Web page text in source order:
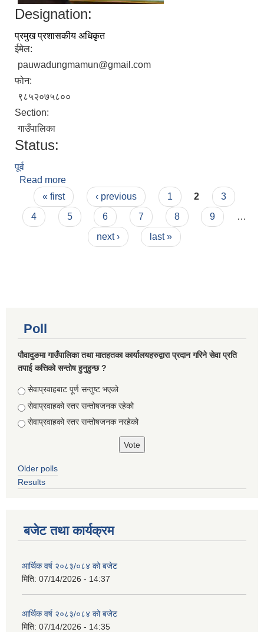
Designation:
प्रमुख प्रशासकीय अधिकृत
ईमेल:
pauwadungmamun@gmail.com
फोन:
९८५२०७५८००
Section:
गाउँपालिका
Status:
पूर्व
Read more
Pages
« first ‹ previous 1 2
3
4
5 6 7 8 9
…
next ›
last »
Poll
पौवादुङमा गाउँपालिका तथा मातहतका कार्यालयहरुद्वारा प्रदान गरिने सेवा प्रति
तपाई कत्तिको सन्तोष हुनुहुन्छ ?
Choices
सेवाप्रवाहबाट पूर्ण सन्तुष्ट भएको
सेवाप्रवाहको स्तर सन्तोषजनक रहेको
सेवाप्रवाहको स्तर सन्तोषजनक नरहेको
Older polls
Results
बजेट तथा कार्यक्रम
आर्थिक वर्ष २०८३/०८४ को बजेट
मिति: 07/14/2026 - 14:37
आर्थिक वर्ष २०८३/०८४ को बजेट
मिति: 07/14/2026 - 14:35